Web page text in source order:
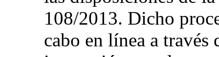
108/2013. Dicho
cabo en línea a